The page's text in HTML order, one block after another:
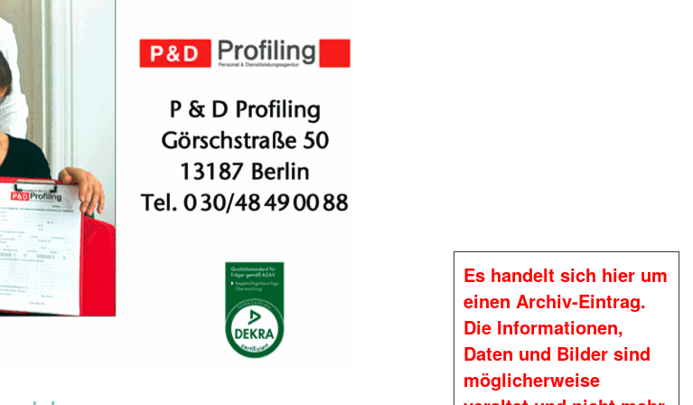
Es handelt sich hier um
einen Archiv-Eintrag.
Die Informationen,
Daten und Bilder sind
möglicherweise